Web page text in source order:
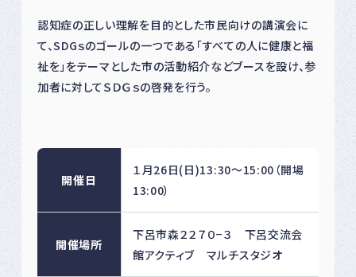
認知症の正しい理解を目的とした市民向けの講演会に
て、SDGｓのゴールの一つである「すべての人に健康と福
祉を」をテーマとした市の活動紹介などブースを設け、参
加者に対してＳＤＧｓの啓発を行う。
開催日
１月26日(日)13:30～15:00（開場
13:00）
開催場所
下呂市森２２７０−３ 下呂交流会
館アクティブ マルチスタジオ